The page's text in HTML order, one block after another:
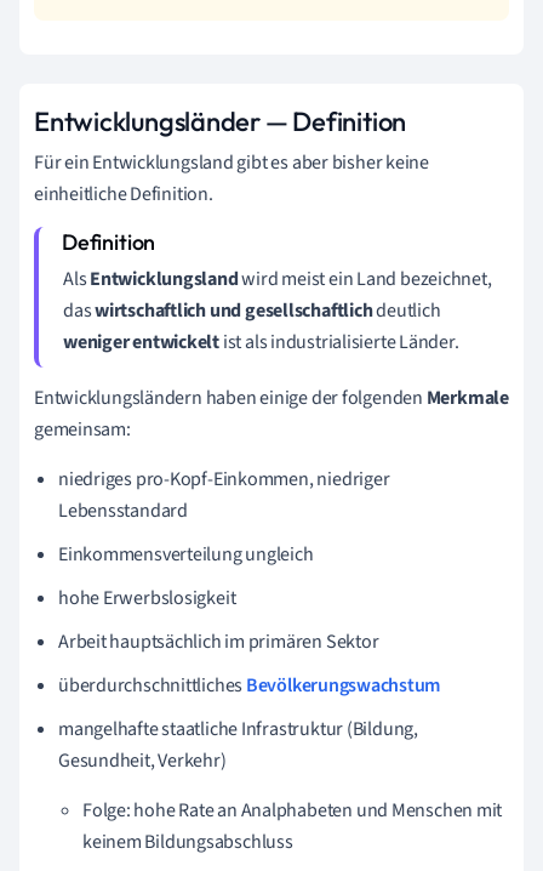
Entwicklungsländer — Definition
Für ein Entwicklungsland gibt es aber bisher keine
einheitliche Definition.
AlsEntwicklungslandwird meist ein Land bezeichnet,
daswirtschaftlich und gesellschaftlichdeutlich
weniger entwickeltist als industrialisierte Länder.
Entwicklungsländern haben einige der folgenden Merkmale
gemeinsam:
niedriges pro-Kopf-Einkommen, niedriger
Lebensstandard
Einkommensverteilung ungleich
hohe Erwerbslosigkeit
Arbeit hauptsächlich im primären Sektor
überdurchschnittlichesBevölkerungswachstum
mangelhafte staatliche Infrastruktur (Bildung,
Gesundheit, Verkehr)
Folge: hohe Rate an Analphabeten und Menschen mit
keinem Bildungsabschluss